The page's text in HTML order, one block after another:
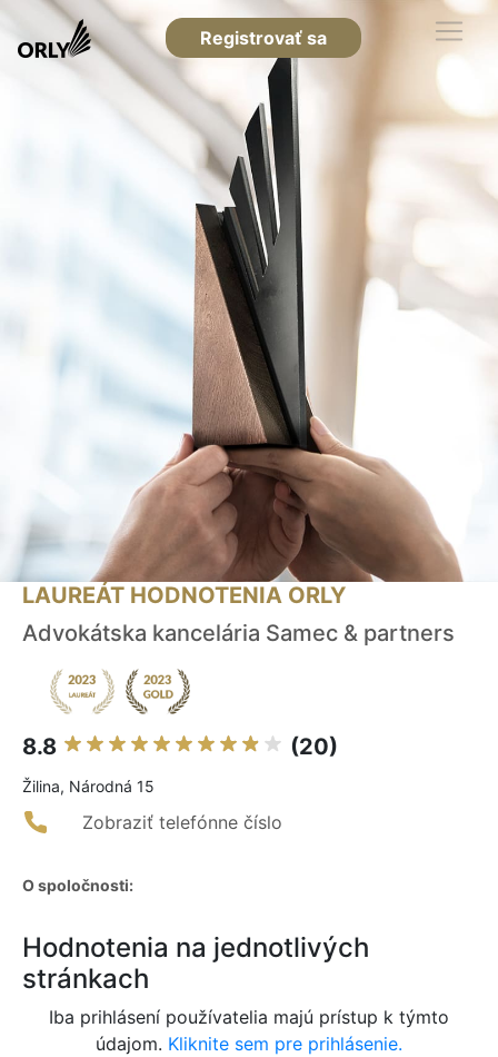
Registrovať sa
LAUREÁT HODNOTENIA ORLY
Advokátska kancelária Samec & partners
8.8 (20)
Žilina, Národná 15
Zobraziť telefónne číslo
O spoločnosti:
Hodnotenia na jednotlivých
stránkach
Iba prihlásení používatelia majú prístup k týmto
údajom. Kliknite sem pre prihlásenie.